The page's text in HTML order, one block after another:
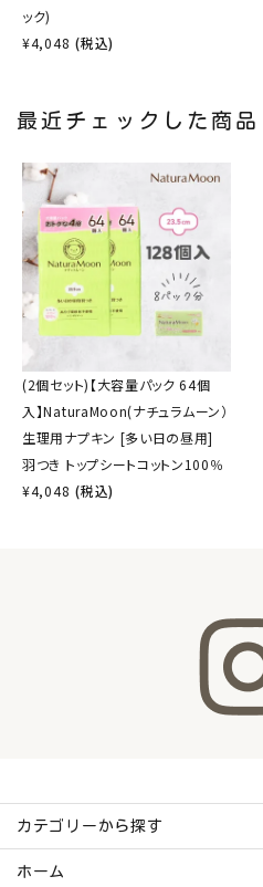
ック)
¥4,048 (税込)
最近チェックした商品
(2個セット)【大容量パック 64個
入】NaturaMoon(ナチュラムーン）
生理用ナプキン [多い日の昼用]
羽つき トップシートコットン100％
¥4,048 (税込)
カテゴリーから探す
ホーム